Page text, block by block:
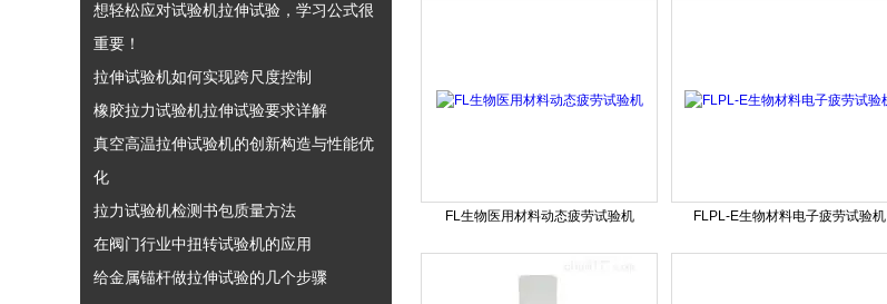
想轻松应对试验机拉伸试验，学习公式很
重要！
拉伸试验机如何实现跨尺度控制
橡胶拉力试验机拉伸试验要求详解
真空高温拉伸试验机的创新构造与性能优
化
拉力试验机检测书包质量方法
在阀门行业中扭转试验机的应用
给金属锚杆做拉伸试验的几个步骤
FL生物医用材料动态疲劳试验机 FLPL-E生物材料电子疲劳试验机